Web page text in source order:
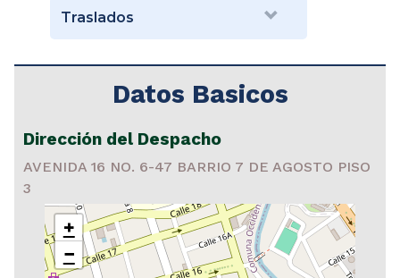
Traslados
Datos Basicos
Dirección del Despacho
AVENIDA 16 NO. 6-47 BARRIO 7 DE AGOSTO PISO
3
+
−